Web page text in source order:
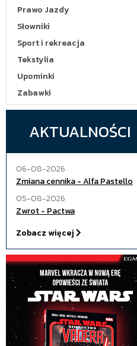
Prawo Jazdy
Słowniki
Sport i rekreacja
Tekstylia
Upominki
Zabawki
AKTUALNOŚCI
06-08-2026
Zmiana cennika - Alfa Pastello
05-08-2026
Zwrot - Pactwa
Zobacz więcej